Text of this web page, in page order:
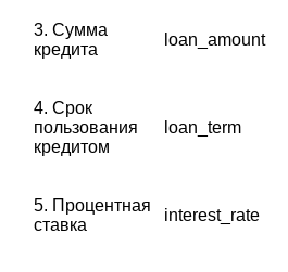
3. Сумма
кредита
loan_amount
4. Срок
пользования
кредитом
loan_term
5. Процентная
ставка
interest_rate